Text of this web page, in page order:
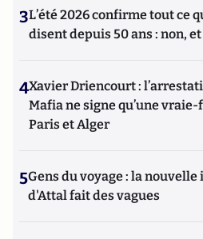
3L’été 2026 confirme tout ce
disent depuis 50 ans : non,
4Xavier Driencourt :
Mafia ne signe qu’une
Paris et Alger
5Gens du voyage : la
d'Attal fait des vagues